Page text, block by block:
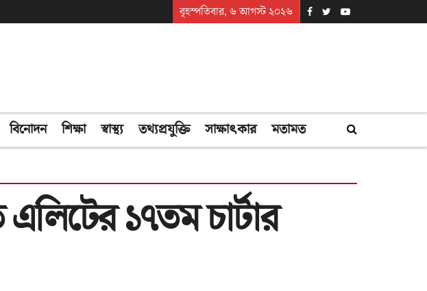
বৃহস্পতিবার, ৬ আগস্ট ২০২৬
বিনোদন শিক্ষা স্বাস্থ্য তথ্যপ্রযুক্তি সাক্ষাৎকার মতামত
১৭তম চার্টার